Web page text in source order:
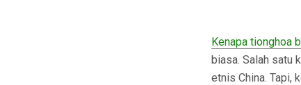
Kenapa tionghoa
biasa. Salah satu
etnis China. Tapi,